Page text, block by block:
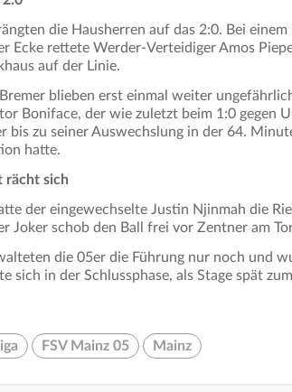
die Hausherren auf das 2:0. Bei
Ecke rettete Werder-Verteidiger Amos
auf der Linie.
blieben erst einmal weiter
Boniface, der wie zuletzt beim 1:0 gegen
bis zu seiner Auswechslung in der 64.
hatte.
rächt sich
der eingewechselte Justin Njinmah die
Joker schob den Ball frei vor Zentner am
die 05er die Führung nur noch und
sich in der Schlussphase, als Stage spät
FSV Mainz 05 Mainz